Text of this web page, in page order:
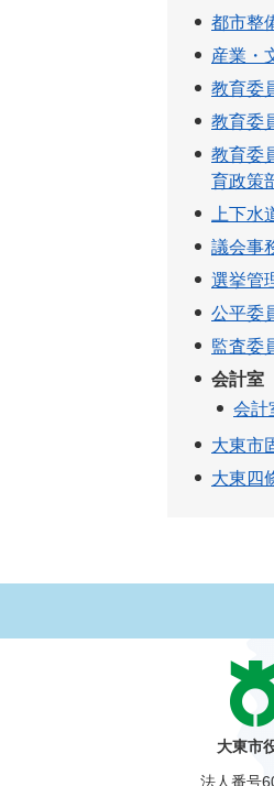
都市整
産業・
教育委
教育委
教育委
育政策
上下水
議会事
選挙管
公平委
監査委
会計室
会計
大東市
大東四
大東市
法人番号